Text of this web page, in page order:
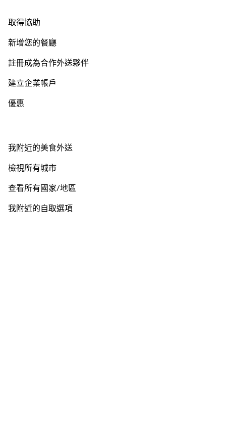
取得協助
新增您的餐廳
註冊成為合作外送夥伴
建立企業帳戶
優惠
我附近的美食外送
檢視所有城市
查看所有國家/地區
我附近的自取選項